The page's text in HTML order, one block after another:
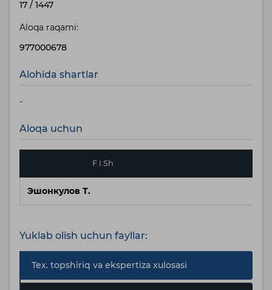
17 / 1447
Aloqa raqami:
977000678
Alohida shartlar
-
Aloqa uchun
F.I.Sh
Эшонкулов Т.
Yuklab olish uchun fayllar:
Tex. topshiriq va ekspertiza xulosasi